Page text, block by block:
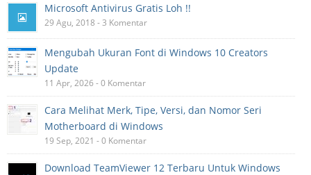
Microsoft Antivirus Gratis Loh !!
29 Agu, 2018 - 3 Komentar
Mengubah Ukuran Font di Windows 10 Creators
Update
11 Apr, 2026 - 0 Komentar
Cara Melihat Merk, Tipe, Versi, dan Nomor Seri
Motherboard di Windows
19 Sep, 2021 - 0 Komentar
Download TeamViewer 12 Terbaru Untuk Windows